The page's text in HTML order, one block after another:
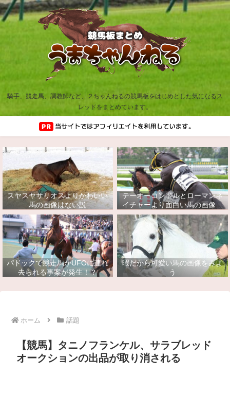
騎手、競走馬、調教師など、２ちゃんねるの競馬板をはじめとした気になるス
レッドをまとめています。
スヤスヤサリオスよりかわいい
馬の画像はない説
テーオーコンドルとローマンネ
イチャーより面白い馬の画像っ
てあるの？
パドックで競走馬がUFOに連れ
去られる事案が発生！？
暇だから可愛い馬の画像をみよ
う
ホーム 話題
【競馬】タニノフランケル、サラブレッド
オークションの出品が取り消される